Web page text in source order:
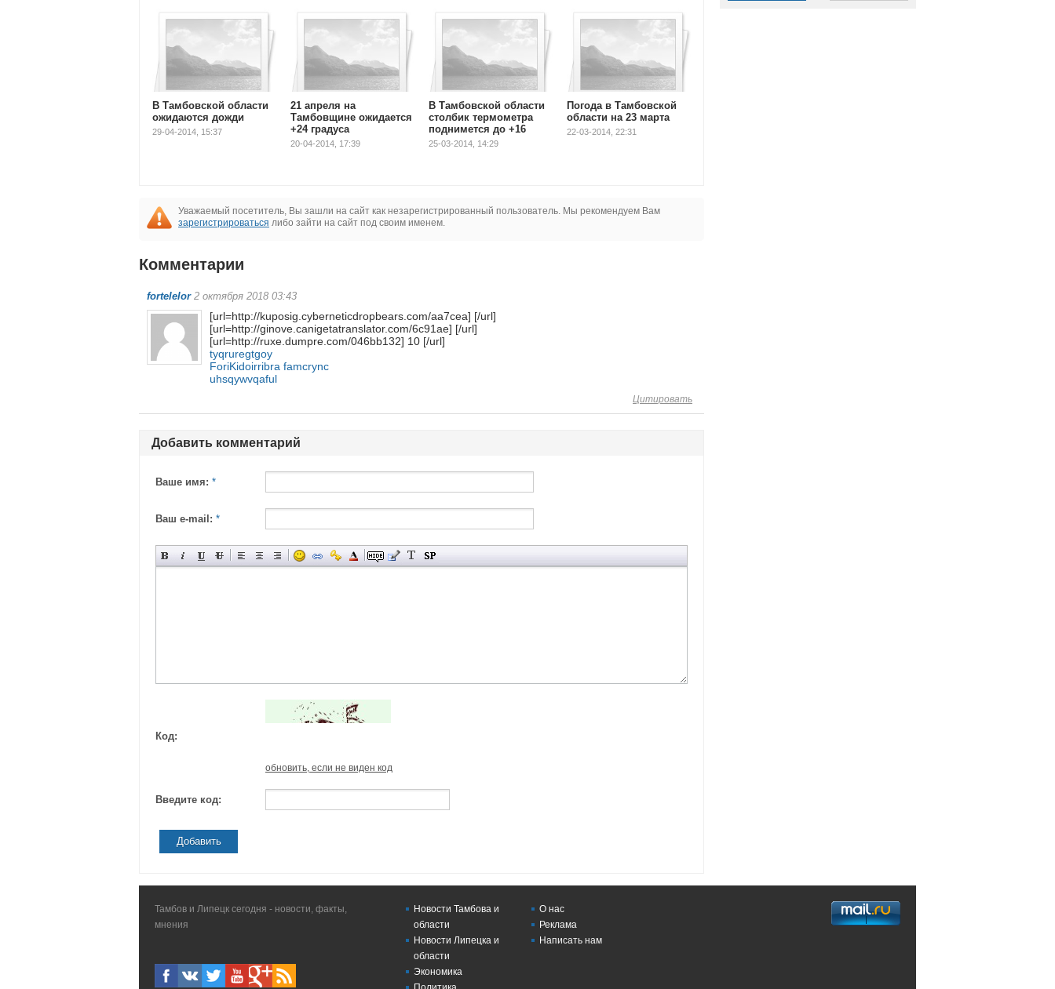
В Тамбовской области
ожидаются дожди
29-04-2014, 15:37
21 апреля на
Тамбовщине ожидается
+24 градуса
20-04-2014, 17:39
В Тамбовской области
столбик термометра
поднимется до +16
25-03-2014, 14:29
Погода в Тамбовской
области на 23 марта
22-03-2014, 22:31
Уважаемый посетитель, Вы зашли на сайт как незарегистрированный пользователь. Мы рекомендуем Вам
зарегистрироваться либо зайти на сайт под своим именем.
Комментарии
fortelelor2 октября 2018 03:43
[url=http://kuposig.cyberneticdropbears.com/aa7cea] [/url]
[url=http://ginove.canigetatranslator.com/6c91ae] [/url]
[url=http://ruxe.dumpre.com/046bb132] 10 [/url]
tyqruregtgoy
ForiKidoirribra famcrync
uhsqywvqaful
Цитировать
Добавить комментарий
Ваше имя: *
Ваш e-mail: *
Код:
обновить, если не виден код
Введите код:
Добавить
Тамбов и Липецк сегодня - новости, факты,
мнения
Новости Тамбова и
области
Новости Липецка и
области
Экономика
О нас
Реклама
Написать нам